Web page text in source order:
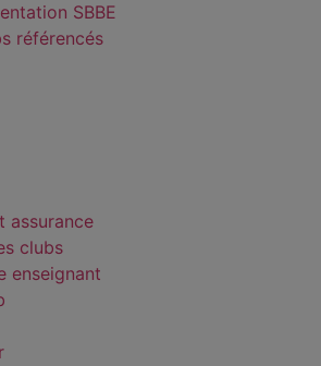
SBBE
référencés
assurance
clubs
enseignant